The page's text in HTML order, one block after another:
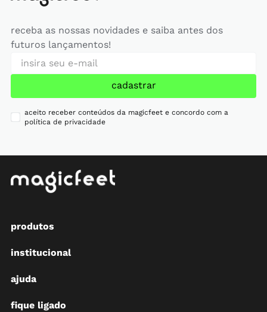
receba as nossas novidades e saiba antes dos
futuros lançamentos!
cadastrar
aceito receber conteúdos da magicfeet e concordo com a
política de privacidade
produtos
institucional
ajuda
fique ligado